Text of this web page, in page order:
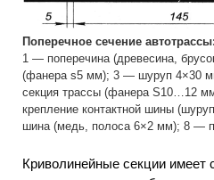
Поперечное сечение автотрассы:
1 — поперечина (древесина,
(фанера s5 мм); 3 — шуруп 4×30
секция трассы (фанера S10…12
крепление контактной шины
шина (медь, полоса 6×2 мм); 8 —
Криволинейные секции имеет